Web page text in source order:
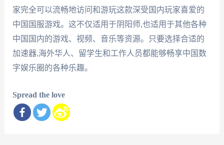
家完全可以流畅地访问和游玩这款深受国内玩家喜爱的
中国国服游戏。这不仅适用于阴阳师,也适用于其他各种
中国国内的游戏、视频、音乐等资源。只要选择合适的
加速器,海外华人、留学生和工作人员都能够畅享中国数
字娱乐圈的各种乐趣。
Spread the love